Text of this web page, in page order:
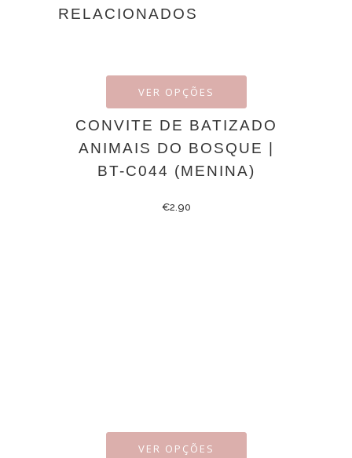
RELACIONADOS
VER OPÇÕES
CONVITE DE BATIZADO
ANIMAIS DO BOSQUE |
BT-C044 (MENINA)
€2.90
VER OPÇÕES